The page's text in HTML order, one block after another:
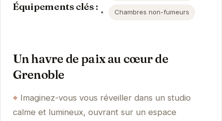
Équipements clés : Chambres non-fumeurs
Un havre de paix au cœur de
Grenoble
Imaginez-vous vous réveiller dans un studio
calme et lumineux, ouvrant sur un espace